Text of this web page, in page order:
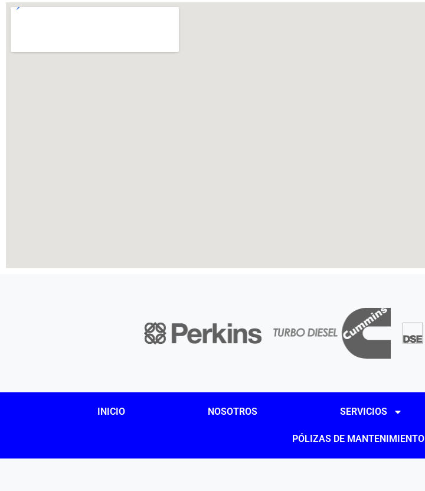
INICIO NOSOTROS SERVICIOS
PÓLIZAS DE MANTENIMIENTO